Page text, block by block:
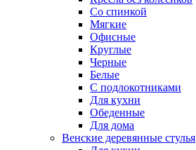
Со спинкой
Мягкие
Офисные
Круглые
Черные
Белые
С подлокотниками
Для кухни
Обеденные
Для дома
Венские деревянные стулья